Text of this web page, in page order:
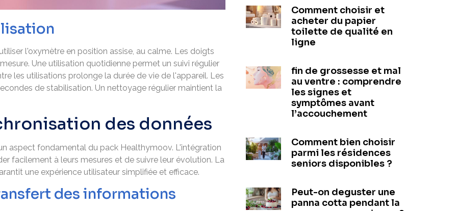
l'oxymètre en position assise, au calme. Les doigts
Une utilisation quotidienne permet un suivi régulier
les utilisations prolonge la durée de vie de l'appareil. Les
de stabilisation. Un nettoyage régulier maintient la
des données
aspect fondamental du pack Healthymoov. L'intégration
facilement à leurs mesures et de suivre leur évolution. La
une expérience utilisateur simplifiée et efficace.
des informations
Comment choisir et
acheter du papier
toilette de qualité en
ligne
fin de grossesse et mal
au ventre : comprendre
les signes et
symptômes avant
l’accouchement
Comment bien choisir
parmi les résidences
seniors disponibles ?
Peut-on deguster une
panna cotta pendant la